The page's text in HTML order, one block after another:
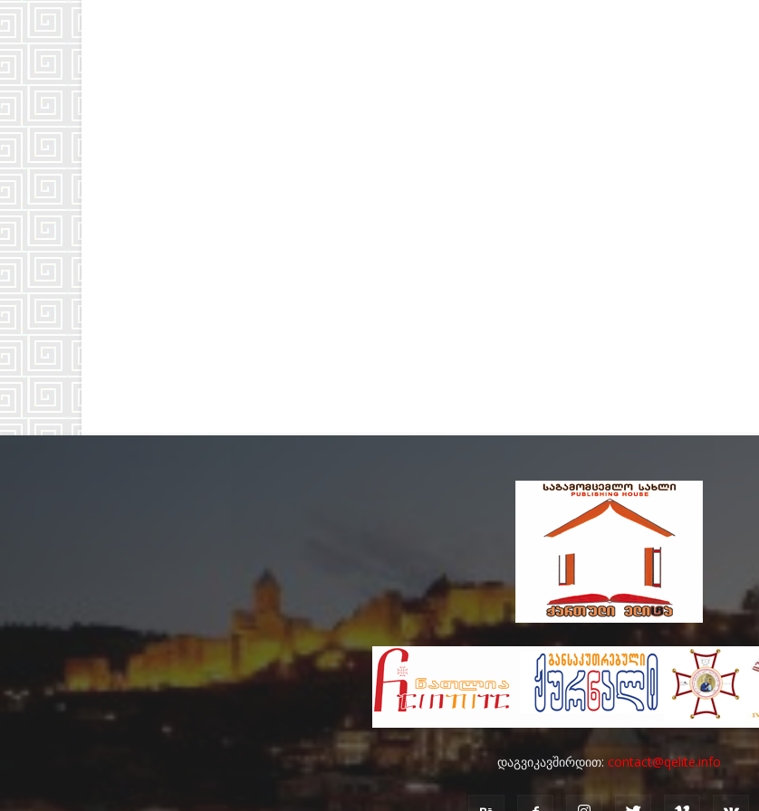
დაგვიკავშირდით: contact@qelite.info